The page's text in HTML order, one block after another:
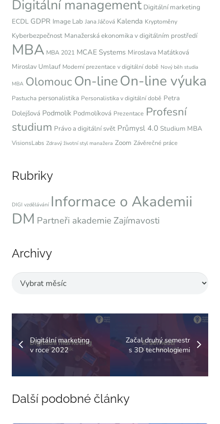
Digitální management Digitální marketing
ECDL GDPR Image Lab Jana Jáčová Kalenda Kryptoměny
Kyberbezpečnost Manažerská ekonomika v digitálním prostředí
MBA MBA 2021 MCAE Systems Miroslava Maťátková
Miroslav Umlauf Moderní prezentace v digitální době Nový běh studia
MBA OlomoucOn-lineOn-line výuka
Pastucha personalistika Personalistika v digitální době Petra
Dolejšová Podmolík Podmolíková Prezentace Profesní
studium Právo a digitální svět Průmysl 4.0 Studium MBA
VisionsLabs Zdravý životní styl manažera Zoom Závěrečné práce
Rubriky
DIGI vzdělávání Informace o Akademii
DM Partneři akademie Zajímavosti
Archivy
Archivy
Digitální marketing
v roce 2022
Začal druhý semestr
s 3D technologiemi
Další podobné články